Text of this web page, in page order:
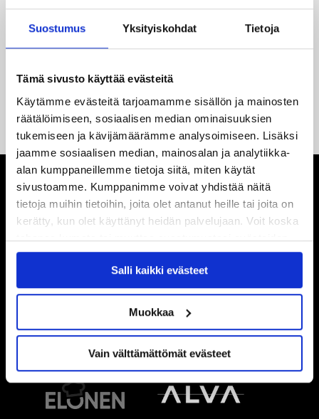
Suostumus Yksityiskohdat Tietoja
Tämä sivusto käyttää evästeitä
Käytämme evästeitä tarjoamamme sisällön ja mainosten
räätälöimiseen, sosiaalisen median ominaisuuksien
tukemiseen ja kävijämäärämme analysoimiseen. Lisäksi
jaamme sosiaalisen median, mainosalan ja analytiikka-
alan kumppaneillemme tietoja siitä, miten käytät
sivustoamme. Kumppanimme voivat yhdistää näitä
tietoja muihin tietoihin, joita olet antanut heille tai joita on
kerätty, kun olet käyttänyt heidän palvelujaan. Voit koska
tahansa kumota tai muuttaa suostumustasi evästeiden
käytöstäEvästeet-sivultamme.
Salli kaikki evästeet
Muokkaa
Vain välttämättömät evästeet
Jaatinen ja Liljamo jatkosopimuksiin – JYPin ja KeuPa HT:n
14.05.2026
kahden vuoden sopimuksella